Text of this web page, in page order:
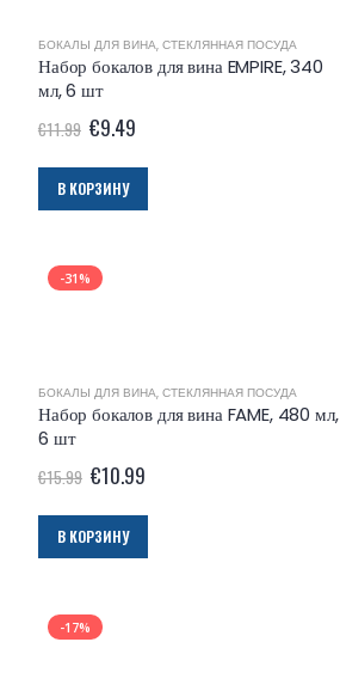
БОКАЛЫ ДЛЯ ВИНА, СТЕКЛЯННАЯ ПОСУДА
Набор бокалов для вина EMPIRE, 340
мл, 6 шт
€11.99 €9.49
В КОРЗИНУ
-31%
БОКАЛЫ ДЛЯ ВИНА, СТЕКЛЯННАЯ ПОСУДА
Набор бокалов для вина FAME, 480 мл,
6 шт
€15.99 €10.99
В КОРЗИНУ
-17%